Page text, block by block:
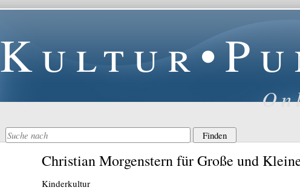
Christian Morgenstern für Große und
Kinderkultur